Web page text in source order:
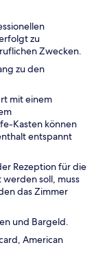
zu
Zwecken.
zu den
mit einem
Kasten können
entspannt
Rezeption für die
soll, muss
das Zimmer
und Bargeld.
American